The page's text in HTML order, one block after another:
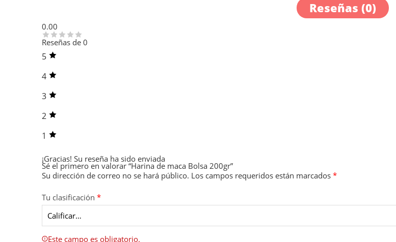
Reseñas (0)
0.00
Reseñas de 0
5
4
3
2
1
¡Gracias! Su reseña ha sido enviada
Sé el primero en valorar “Harina de maca Bolsa 200gr”
Su dirección de correo no se hará público. Los campos requeridos están marcados *
Tu clasificación *
Este campo es obligatorio.